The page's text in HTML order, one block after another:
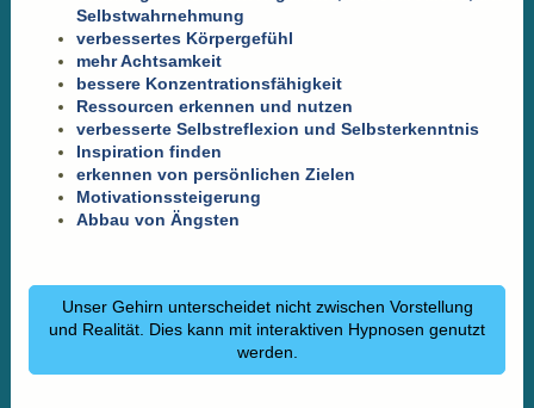
Selbstwahrnehmung
verbessertes Körpergefühl
mehr Achtsamkeit
bessere Konzentrationsfähigkeit
Ressourcen erkennen und nutzen
verbesserte Selbstreflexion und Selbsterkenntnis
Inspiration finden
erkennen von persönlichen Zielen
Motivationssteigerung
Abbau von Ängsten
Unser Gehirn unterscheidet nicht zwischen Vorstellung
und Realität. Dies kann mit interaktiven Hypnosen genutzt
werden.